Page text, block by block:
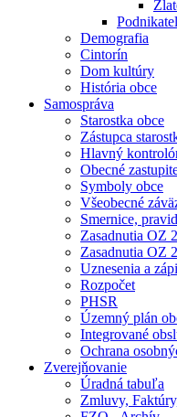
Demografia
Cintorín
Dom kultúry
História obce
Samospráva
Starostka obce
Zástupca
Hlavný
Obecné
Symboly obce
Všeobecné
Smernice,
Zasadnutia OZ
Zasadnutia OZ
Uznesenia a
Rozpočet
PHSR
Územný plán
Integrované
Ochrana
Zverejňovanie
Úradná tabuľa
Zmluvy,